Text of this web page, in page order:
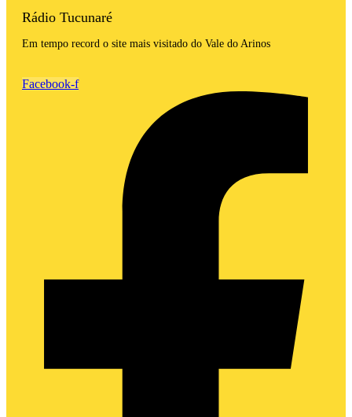
Rádio Tucunaré
Em tempo record o site mais visitado do Vale do Arinos
Facebook-f